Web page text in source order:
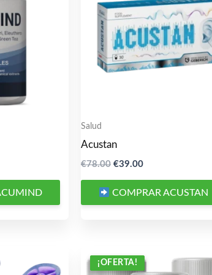
Salud
Acustan
€78.00 El
original
era:
€39.00El
actual
es:
COMPRAR ACUSTAN
¡OFERTA!
¡OFERTA!